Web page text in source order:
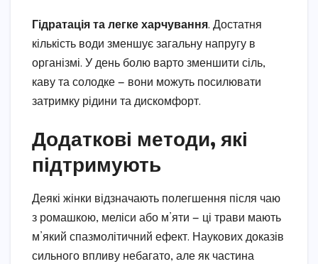
Гідратація та легке харчування. Достатня
кількість води зменшує загальну напругу в
організмі. У день болю варто зменшити сіль,
каву та солодке — вони можуть посилювати
затримку рідини та дискомфорт.
Додаткові методи, які
підтримують
Деякі жінки відзначають полегшення після чаю
з ромашкою, меліси або м’яти — ці трави мають
м’який спазмолітичний ефект. Наукових доказів
сильного впливу небагато, але як частина